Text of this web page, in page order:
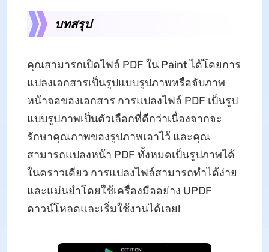
บทสรุป
คุณสามารถเปิดไฟล์ PDF ใน Paint ได้โดยการ
แปลงเอกสารเป็นรูปแบบรูปภาพหรือจับภาพ
หน้าจอของเอกสาร การแปลงไฟล์ PDF เป็นรูป
แบบรูปภาพเป็นตัวเลือกที่ดีกว่าเนื่องจากจะ
รักษาคุณภาพของรูปภาพเอาไว้ และคุณ
สามารถแปลงหน้า PDF ทั้งหมดเป็นรูปภาพได้
ในคราวเดียว การแปลงไฟล์สามารถทำได้ง่าย
และแม่นยำโดยใช้เครื่องมืออย่าง UPDF
ดาวน์โหลดและเริ่มใช้งานได้เลย!